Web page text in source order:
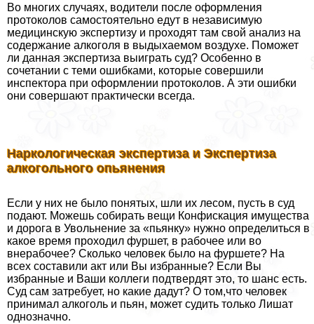
Во многих случаях, водители после оформления
протоколов самостоятельно едут в независимую
медицинскую экспертизу и проходят там свой анализ на
содержание алкоголя в выдыхаемом воздухе. Поможет
ли данная экспертиза выиграть суд? Особенно в
сочетании с теми ошибками, которые совершили
инспектора при оформлении протоколов. А эти ошибки
они совершают пpaктически всегда.
Наркологическая экспертиза и Экспертиза
алкогольного опьянения
Если у них не было понятых, шли их лесом, пусть в суд
подают. Можешь собирать вещи Конфискация имущества
и дорога в Увольнение за «пьянку» нужно определиться в
какое время проходил фуршет, в рабочее или во
внерабочее? Сколько человек было на фуршете? На
всех составили акт или Вы избранные? Если Вы
избранные и Ваши коллеги подтвердят это, то шанс есть.
Суд сам затребует, но какие дадут? О том,что человек
принимал алкоголь и пьян, может судить только Лишат
однозначно.